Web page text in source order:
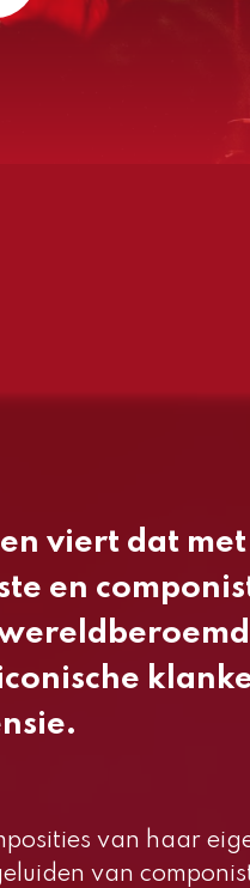
viert dat met
en
van haar
van